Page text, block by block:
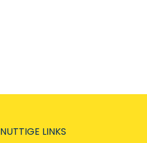
NUTTIGE LINKS